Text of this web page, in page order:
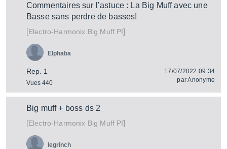
Commentaires sur l’astuce : La Big Muff avec une
Basse sans perdre de basses!
[Electro-Harmonix Big Muff PI]
Rep. 1
Vues 440
Elphaba
17/07/2022 09:34
parAnonyme
Big muff + boss ds 2
[Electro-Harmonix Big Muff PI]
legrinch